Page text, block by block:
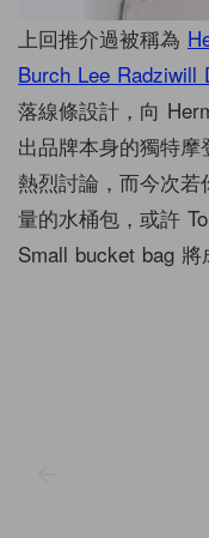
上回推介過被稱為
Burch Lee Radziwill
落線條設計，向
出品牌本身的獨特
熱烈討論，而今次
量的水桶包，或許
Small bucket bag 將